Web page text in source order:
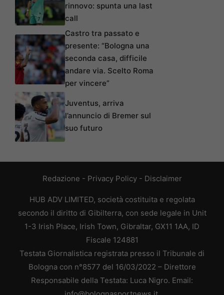
rinnovo: spunta una last
call
Castro tra passato e
presente: “Bologna una
seconda casa, difficile
andare via. Scelto Roma
per vincere”
Juventus, arriva
l’annuncio di Bremer sul
suo futuro
Redazione - Privacy Policy- Disclaimer
HUB ADV LIMITED, società costituita e regolata
secondo il diritto di Gibilterra, con sede legale in Unit
1-3 Irish Place, Irish Town, Gibraltar, GX11 1AA, ID
Fiscale 124881
Testata Giornalistica registrata presso il Tribunale di
Bologna con n°8577 del 16/03/2022 – Direttore
Responsabile della Testata: Luca Nigro. Email: